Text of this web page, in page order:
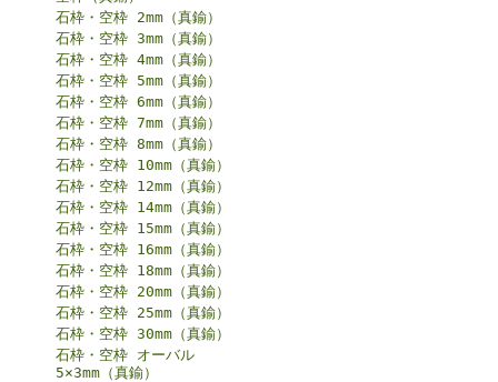
石枠・空枠 2mm（真鍮）
石枠・空枠 3mm（真鍮）
石枠・空枠 4mm（真鍮）
石枠・空枠 5mm（真鍮）
石枠・空枠 6mm（真鍮）
石枠・空枠 7mm（真鍮）
石枠・空枠 8mm（真鍮）
石枠・空枠 10mm（真鍮）
石枠・空枠 12mm（真鍮）
石枠・空枠 14mm（真鍮）
石枠・空枠 15mm（真鍮）
石枠・空枠 16mm（真鍮）
石枠・空枠 18mm（真鍮）
石枠・空枠 20mm（真鍮）
石枠・空枠 25mm（真鍮）
石枠・空枠 30mm（真鍮）
石枠・空枠 オーバル
5×3mm（真鍮）